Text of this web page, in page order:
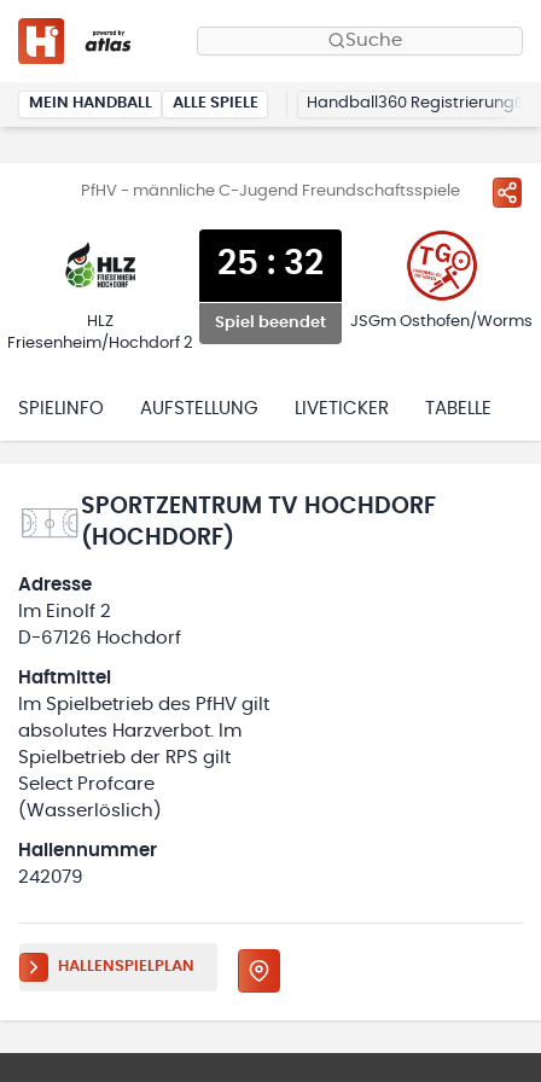
Suche
MEIN HANDBALL ALLE SPIELE Handball360 Registrierung
PfHV - männliche C-Jugend Freundschaftsspiele
HLZ
Friesenheim/Hochdorf 2
25 : 32
Spiel beendet JSGm Osthofen/Worms
SPIELINFO AUFSTELLUNG LIVETICKER TABELLE
SPORTZENTRUM TV HOCHDORF
(HOCHDORF)
Adresse
Im Einolf 2
D-67126 Hochdorf
Haftmittel
Im Spielbetrieb des PfHV gilt
absolutes Harzverbot. Im
Spielbetrieb der RPS gilt
Select Profcare
(Wasserlöslich)
Hallennummer
242079
HALLENSPIELPLAN